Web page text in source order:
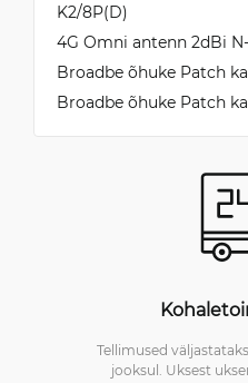
K2/8P(D)
4G Omni antenn 2dBi
Broadbe õhuke Patch
Broadbe õhuke Patch
Tellimused
jooksul. Uksest